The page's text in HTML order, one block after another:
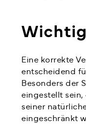
Eine korrekte
entscheidend
Besonders der
eingestellt
seiner
eingeschränkt